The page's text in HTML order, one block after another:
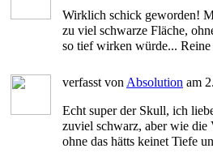
Wirklich schick geworden!
zu viel schwarze Fläche,
so tief wirken würde... Reine
verfasst von Absolution am
Echt super der Skull, ich
zuviel schwarz, aber wie die
ohne das hätts keinet Tiefe